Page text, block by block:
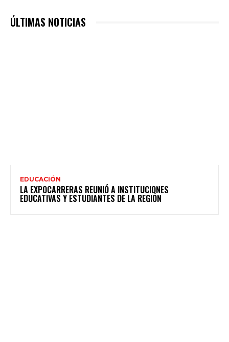
ÚLTIMAS NOTICIAS
EDUCACIÓN
LA EXPOCARRERAS REUNIÓ A INSTITUCIONES
EDUCATIVAS Y ESTUDIANTES DE LA REGIÓN